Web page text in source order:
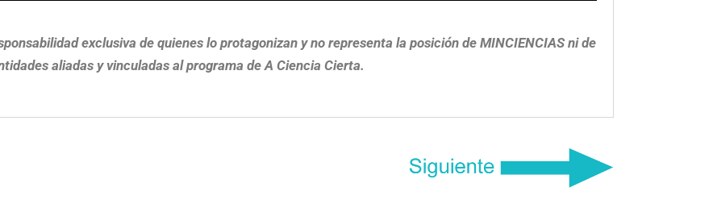
exclusiva de quienes lo protagonizan y no representa la posición de MINCIENCIAS ni de
aliadas y vinculadas al programa de A Ciencia Cierta.